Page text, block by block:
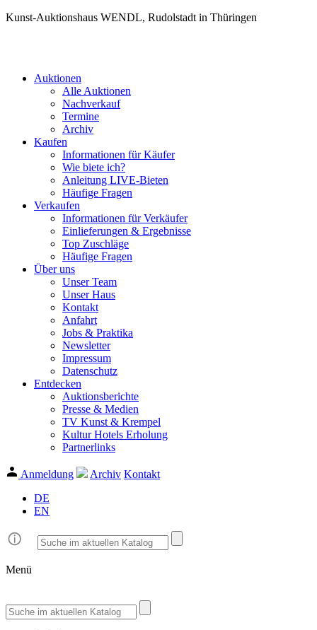
Kunst-Auktionshaus WENDL, Rudolstadt in Thüringen
Auktionen
Alle Auktionen
Nachverkauf
Termine
Archiv
Kaufen
Informationen für Käufer
Wie biete ich?
Anleitung LIVE-Bieten
Häufige Fragen
Verkaufen
Informationen für Verkäufer
Einlieferungen & Ergebnisse
Top Zuschläge
Häufige Fragen
Über uns
Unser Team
Unser Haus
Kontakt
Anfahrt
Jobs & Praktika
Newsletter
Impressum
Datenschutz
Entdecken
Auktionsberichte
Presse & Medien
TV Kunst & Krempel
Kultur Hotels Erholung
Partnerlinks
Anmeldung Archiv Kontakt
DE
EN
Menü